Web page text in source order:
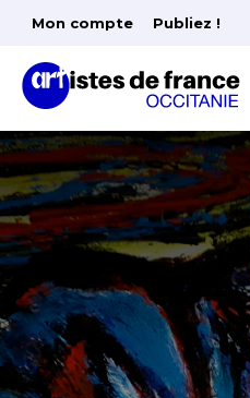
Mon compte Publiez !